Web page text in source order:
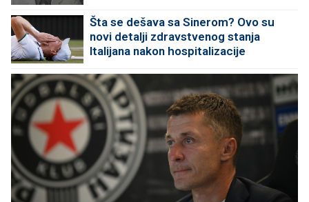
Šta se dešava sa Sinerom? Ovo su
novi detalji zdravstvenog stanja
Italijana nakon hospitalizacije